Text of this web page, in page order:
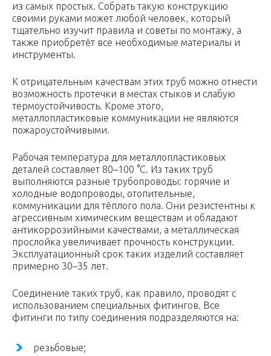
из самых простых. Собрать такую конструкцию
своими руками может любой человек, который
тщательно изучит правила и советы по монтажу, а
также приобретёт все необходимые материалы и
инструменты.
К отрицательным качествам этих труб можно отнести
возможность протечки в местах стыков и слабую
термоустойчивость. Кроме этого,
металлопластиковые коммуникации не являются
пожароустойчивыми.
Рабочая температура для металлопластиковых
деталей составляет 80–100 °C. Из таких труб
выполняются разные трубопроводы: горячие и
холодные водопроводы, отопительные,
коммуникации для тёплого пола. Они резистентны к
агрессивным химическим веществам и обладают
антикоррозийными качествами, а металлическая
прослойка увеличивает прочность конструкции.
Эксплуатационный срок таких изделий составляет
примерно 30–35 лет.
Соединение таких труб, как правило, проводят с
использованием специальных фитингов. Все
фитинги по типу соединения подразделяются на:
резьбовые;